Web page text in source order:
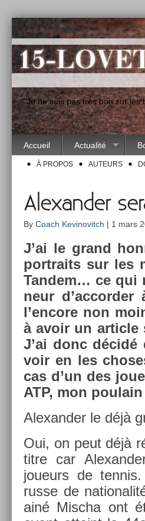
"Je ne suis pas très bon sur
Accueil Actualité
À PROPOS AUTEURS
Alexander
By Coach Kevinovitch | 1 mars
J’ai le grand
portraits sur les
Tan­dem… ce qui
neur
l’en­core non
à avoir un ar­ticle
J’ai donc
voir en les
cas d’un des
ATP, mon
Al­exand­er le déjà
Oui, on peut déjà
titre car
joueurs de
russe de
ainé Mis­cha ont